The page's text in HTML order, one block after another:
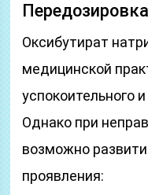
Оксибутират
медицинской
успокоительного
Однако при
возможно
проявления: